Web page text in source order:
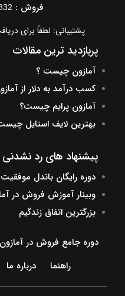
فروش :
پشتیبانی: لطفاً برای
پربازدید ترین مقالات
آمازون چیست ؟
کسب درآمد به دلار از
آمازون پرایم چیست؟
بهترین لایف استایل
پیشنهاد های رد نشدنی
دوره رایگان باندل موفقیت
وبینار آموزش فروش در
بزرگترین اتفاق زندگیم
دوره جامع فروش در آمازون
راهنما
درباره ما